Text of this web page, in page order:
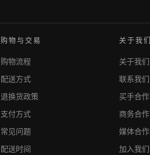
购物与交易
购物流程
配送方式
退换货政策
支付方式
常见问题
配送时间
关于我们
关于我们
联系我们
买手合作
商务合作
媒体合作
加入我们